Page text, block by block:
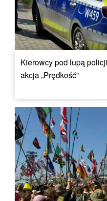
Kierowcy pod lupą
akcja „Prędkość”